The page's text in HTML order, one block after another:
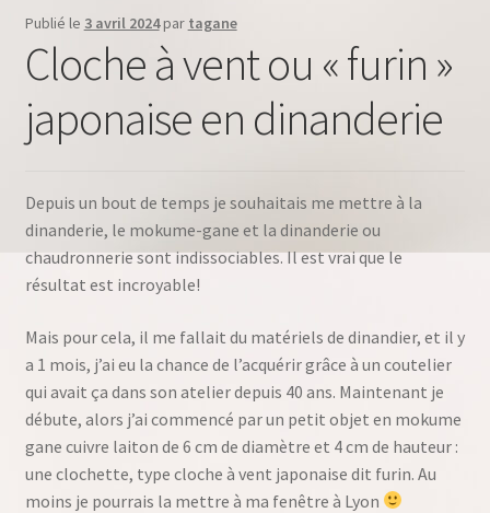
Blog Tagane
menu
Boutique
Ouvrir
menu
Contact
Publié le 3 avril 2024par tagane
Cloche à vent ou « furin »
japonaise en dinanderie
Depuis un bout de temps je souhaitais me mettre à la
dinanderie, le mokume-gane et la dinanderie ou
chaudronnerie sont indissociables. Il est vrai que le
résultat est incroyable!
Mais pour cela, il me fallait du matériels de dinandier, et il y
a 1 mois, j’ai eu la chance de l’acquérir grâce à un coutelier
qui avait ça dans son atelier depuis 40 ans. Maintenant je
débute, alors j’ai commencé par un petit objet en mokume
gane cuivre laiton de 6 cm de diamètre et 4 cm de hauteur :
une clochette, type cloche à vent japonaise dit furin. Au
moins je pourrais la mettre à ma fenêtre à Lyon